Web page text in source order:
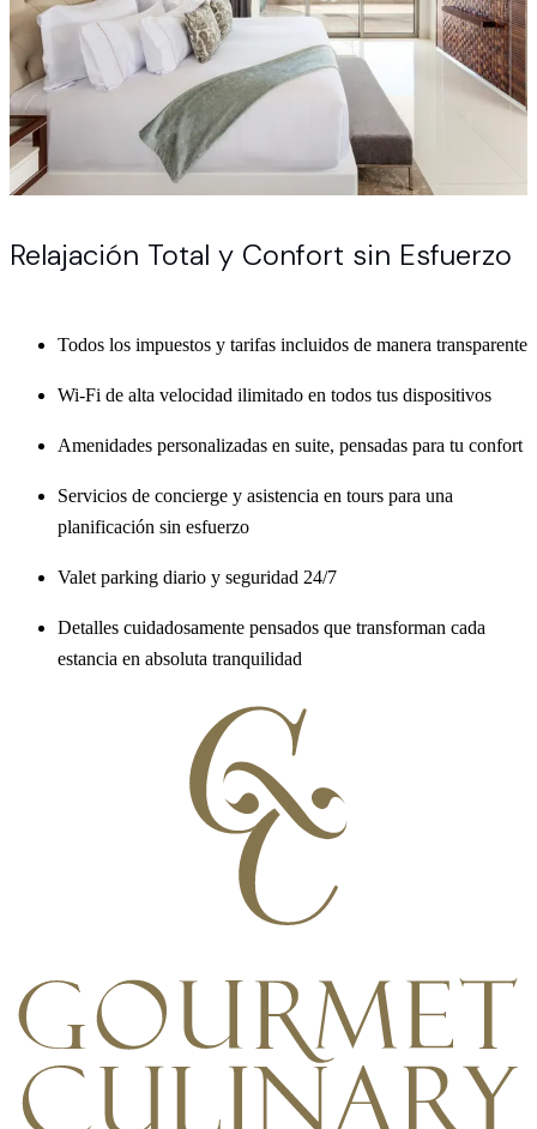
Relajación Total y Confort sin Esfuerzo
Todos los impuestos y tarifas incluidos de manera transparente
Wi-Fi de alta velocidad ilimitado en todos tus dispositivos
Amenidades personalizadas en suite, pensadas para tu confort
Servicios de concierge y asistencia en tours para una
planificación sin esfuerzo
Valet parking diario y seguridad 24/7
Detalles cuidadosamente pensados que transforman cada
estancia en absoluta tranquilidad